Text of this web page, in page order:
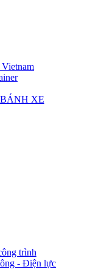
XE
trình
- Điện lực